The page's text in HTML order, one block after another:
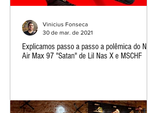
Explicamos passo a passo a polêmica do Nike
Air Max 97 "Satan" de Lil Nas X e MSCHF
Vinicius Fonseca
30 de mar. de 2021